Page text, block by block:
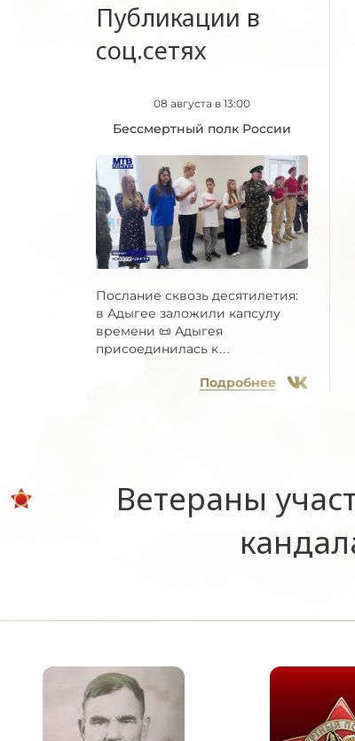
Публикации в
соц.сетях
08 августа в 13:00
Бессмертный полк России
Послание сквозь десятилетия:
в Адыгее заложили капсулу
времени 📜 Адыгея
присоединилась к
Подробнее
Ветераны